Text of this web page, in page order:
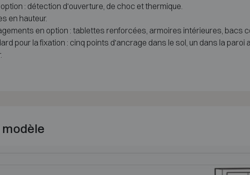
: détection d'ouverture, de choc et thermique.
en hauteur.
en option : tablettes renforcées, armoires intérieures, bacs
pour la fixation : cinq points d'ancrage dans le sol, un dans la paroi